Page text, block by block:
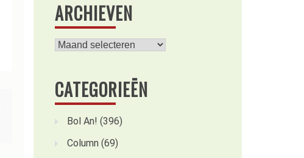
ARCHIEVEN
Archieven
CATEGORIEËN
Bol An! (396)
Column (69)